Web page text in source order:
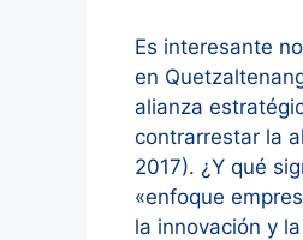
Es interesante
en
alianza
contrarrestar la
2017). ¿Y qué
«enfoque
la innovación y